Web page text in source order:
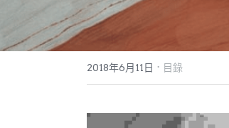
2018年6月11日 · 目錄